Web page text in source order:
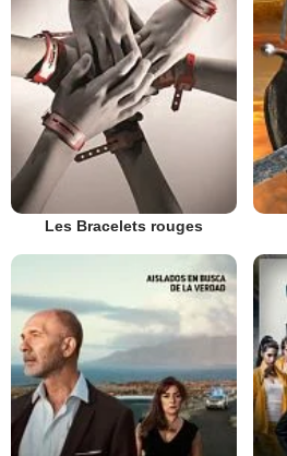
Les Bracelets rouges